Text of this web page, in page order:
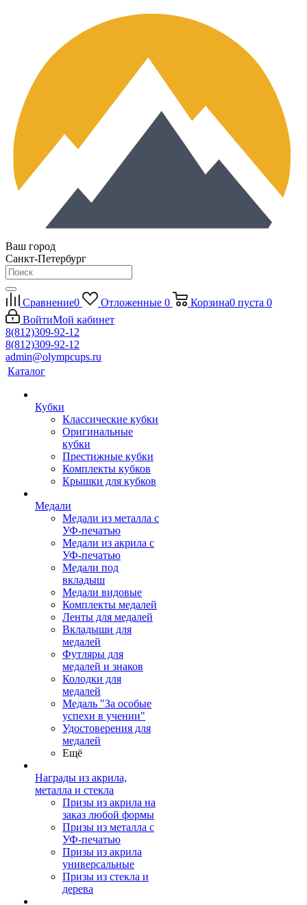
Ваш город
Санкт-Петербург
Сравнение0 Отложенные 0 Корзина0 пуста 0
ВойтиМой кабинет
8(812)309-92-12
8(812)309-92-12
admin@olympcups.ru
Каталог
Кубки
Классические кубки
Оригинальные
кубки
Престижные кубки
Комплекты кубков
Крышки для кубков
Медали
Медали из металла с
УФ-печатью
Медали из акрила с
УФ-печатью
Медали под
вкладыш
Медали видовые
Комплекты медалей
Ленты для медалей
Вкладыши для
медалей
Футляры для
медалей и знаков
Колодки для
медалей
Медаль "За особые
успехи в учении"
Удостоверения для
медалей
Ещё
Награды из акрила,
металла и стекла
Призы из акрила на
заказ любой формы
Призы из металла с
УФ-печатью
Призы из акрила
универсальные
Призы из стекла и
дерева